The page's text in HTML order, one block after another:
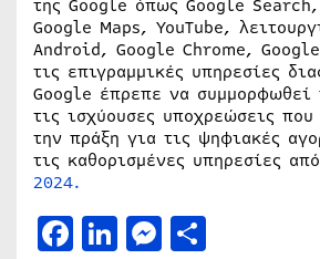
της Google όπως Google
Google Maps, YouTube,
Android, Google Chrome,
τις επιγραμμικές υπηρεσίες
Google έπρεπε να συμμορφωθεί
τις ισχύουσες υποχρεώσεις
την πράξη για τις ψηφιακές
τις καθορισμένες υπηρεσίες
2024.
Facebook
LinkedIn
Messenger